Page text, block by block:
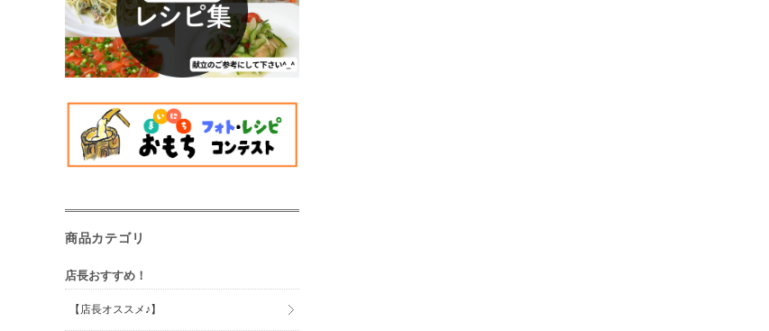
商品カテゴリ
店長おすすめ！
【店長オススメ♪】